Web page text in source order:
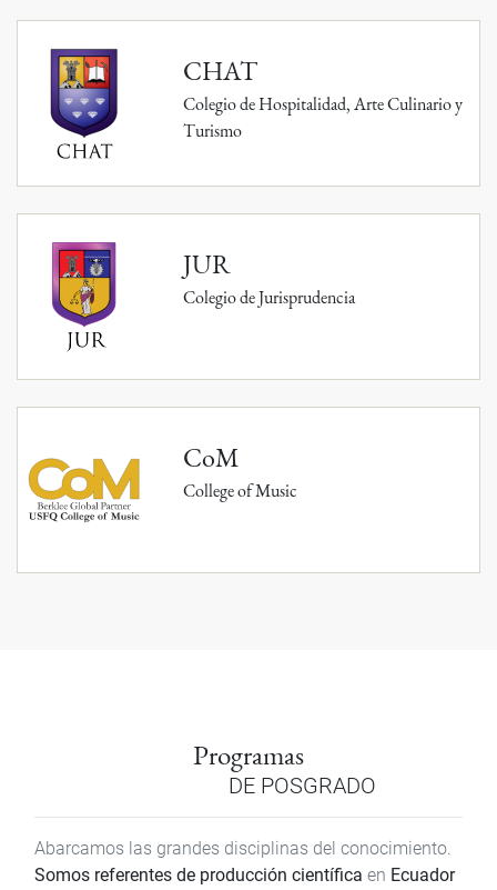
CHAT
Colegio de Hospitalidad, Arte Culinario y
Turismo
JUR
Colegio de Jurisprudencia
CoM
College of Music
Programas
DE POSGRADO
Abarcamos las grandes disciplinas del conocimiento.
Somos referentes de producción científica en Ecuador